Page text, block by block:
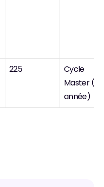
225
Cycle
Master (2e
année)